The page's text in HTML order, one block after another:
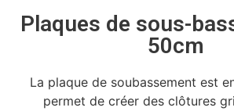
Plaques de sous-
50cm
La plaque de soubassement est
permet de créer des clôtures